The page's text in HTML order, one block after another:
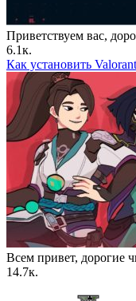
Приветствуем вас,
6.1к.
Как установить
Всем привет, дорогие
14.7к.